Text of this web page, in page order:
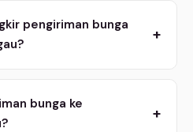
pengiriman bunga
+
bunga ke
+